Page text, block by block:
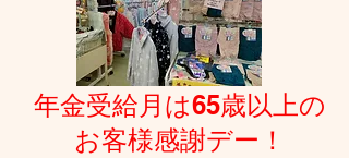
​年金受給月は65歳以上の
お客様感謝デー！